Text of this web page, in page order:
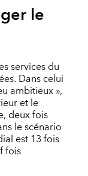
le
services du
Dans celui
ambitieux »,
et le
deux fois
le scénario
est 13 fois
fois